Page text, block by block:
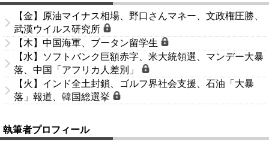
【金】原油マイナス相場、野口さんマネー、文政権圧勝、
武漢ウイルス研究所
【木】中国海軍、ブータン留学生
【水】ソフトバンク巨額赤字、米大統領選、マンデー大暴
落、中国「アフリカ人差別」
【火】インド全土封鎖、ゴルフ界社会支援、石油「大暴
落」報道、韓国総選挙
執筆者プロフィール